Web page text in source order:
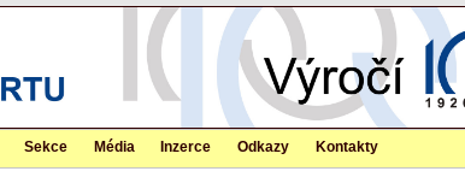
Sekce Média Inzerce Odkazy Kontakty